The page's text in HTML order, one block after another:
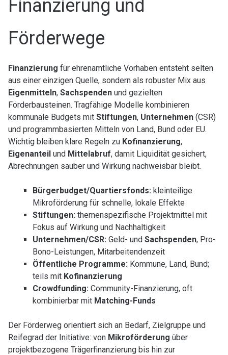
Finanzierung und
Förderwege
Finanzierung für ehrenamtliche Vorhaben entsteht selten
aus einer einzigen Quelle, sondern als robuster Mix aus
Eigenmitteln, Sachspendenund gezielten
Förderbausteinen. Tragfähige Modelle kombinieren
kommunale Budgets mit Stiftungen, Unternehmen(CSR)
und programmbasierten Mitteln von Land, Bund oder EU.
Wichtig bleiben klare Regeln zu Kofinanzierung,
Eigenanteilund Mittelabruf, damit Liquidität gesichert,
Abrechnungen sauber und Wirkung nachweisbar bleibt.
Bürgerbudget/Quartiersfonds: kleinteilige
Mikroförderung für schnelle, lokale Effekte
Stiftungen: themenspezifische Projektmittel mit
Fokus auf Wirkung und Nachhaltigkeit
Unternehmen/CSR: Geld- und Sachspenden, Pro-
Bono-Leistungen, Mitarbeitendenzeit
Öffentliche Programme: Kommune, Land, Bund;
teils mit Kofinanzierung
Crowdfunding: Community-Finanzierung, oft
kombinierbar mit Matching-Funds
Der Förderweg orientiert sich an Bedarf, Zielgruppe und
Reifegrad der Initiative: von Mikroförderung über
projektbezogene Trägerfinanzierung bis hin zur